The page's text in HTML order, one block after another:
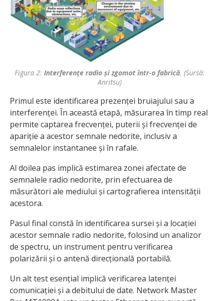
Figura 2: Interferențe radio și zgomot într-o fabrică. (Sursă:
Anritsu)
Primul este identificarea prezenței bruiajului sau a
interferenței. În această etapă, măsurarea în timp real
permite captarea frecvenței, puterii și frecvenței de
apariție a acestor semnale nedorite, inclusiv a
semnalelor instantanee și în rafale.
Al doilea pas implică estimarea zonei afectate de
semnalele radio nedorite, prin efectuarea de
măsurători ale mediului și cartografierea intensității
acestora.
Pasul final constă în identificarea sursei și a locației
acestor semnale radio nedorite, folosind un analizor
de spectru, un instrument pentru verificarea
polarizării și o antenă direcțională portabilă.
Un alt test esențial implică verificarea latenței
comunicației și a debitului de date. Network Master